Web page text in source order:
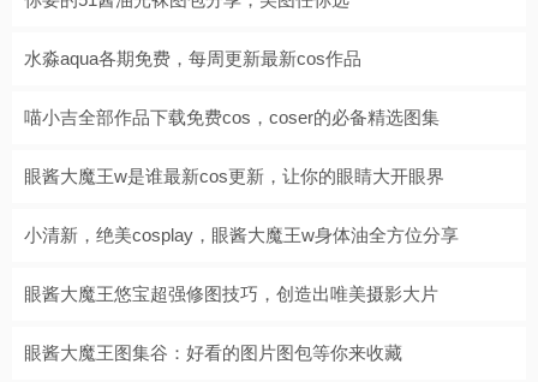
水淼aqua各期免费，每周更新最新cos作品
喵小吉全部作品下载免费cos，coser的必备精选图集
眼酱大魔王w是谁最新cos更新，让你的眼睛大开眼界
小清新，绝美cosplay，眼酱大魔王w身体油全方位分享
眼酱大魔王悠宝超强修图技巧，创造出唯美摄影大片
眼酱大魔王图集谷：好看的图片图包等你来收藏